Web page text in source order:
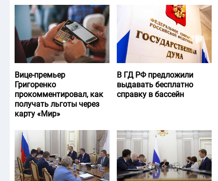
Вице-премьер
Григоренко
прокомментировал, как
получать льготы через
карту «Мир»
В ГД РФ предложили
выдавать бесплатно
справку в бассейн